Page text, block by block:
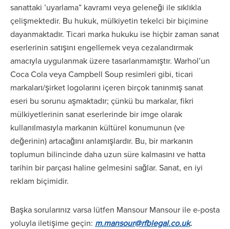
sanattaki ’uyarlama” kavramı veya geleneği ile sıklıkla
çelişmektedir. Bu hukuk, mülkiyetin tekelci bir biçimine
dayanmaktadır. Ticari marka hukuku ise hiçbir zaman sanat
eserlerinin satışını engellemek veya cezalandırmak
amacıyla uygulanmak üzere tasarlanmamıştır. Warhol’un
Coca Cola veya Campbell Soup resimleri gibi, ticari
markaları/şirket logolarını içeren birçok tanınmış sanat
eseri bu sorunu aşmaktadır; çünkü bu markalar, fikri
mülkiyetlerinin sanat eserlerinde bir imge olarak
kullanılmasıyla markanın kültürel konumunun (ve
değerinin) artacağını anlamışlardır. Bu, bir markanın
toplumun bilincinde daha uzun süre kalmasını ve hatta
tarihin bir parçası haline gelmesini sağlar. Sanat, en iyi
reklam biçimidir.
Başka sorularınız varsa lütfen Mansour Mansour ile e-posta
yoluyla iletişime geçin: m.mansour@rfblegal.co.uk.